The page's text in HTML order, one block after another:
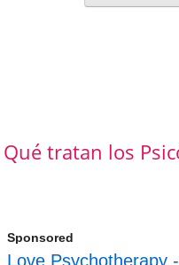
Qué tratan los